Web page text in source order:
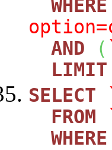
WHERE
AND
(
LIMIT
SELECT
FROM
WHERE